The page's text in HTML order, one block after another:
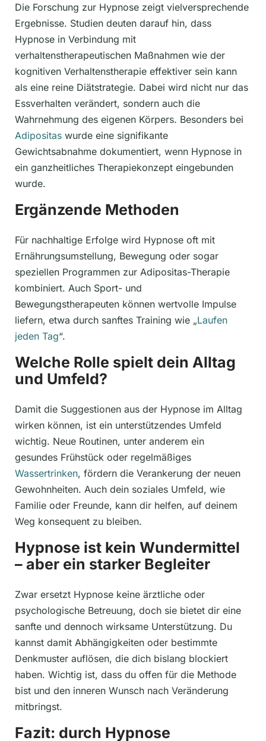
Die Forschung zur Hypnose zeigt vielversprechende
Ergebnisse. Studien deuten darauf hin, dass
Hypnose in Verbindung mit
verhaltenstherapeutischen Maßnahmen wie der
kognitiven Verhaltenstherapie effektiver sein kann
als eine reine Diätstrategie. Dabei wird nicht nur das
Essverhalten verändert, sondern auch die
Wahrnehmung des eigenen Körpers. Besonders bei
Adipositas wurde eine signifikante
Gewichtsabnahme dokumentiert, wenn Hypnose in
ein ganzheitliches Therapiekonzept eingebunden
wurde.
Ergänzende Methoden
Für nachhaltige Erfolge wird Hypnose oft mit
Ernährungsumstellung, Bewegung oder sogar
speziellen Programmen zur Adipositas-Therapie
kombiniert. Auch Sport- und
Bewegungstherapeuten können wertvolle Impulse
liefern, etwa durch sanftes Training wie „Laufen
jeden Tag“.
Welche Rolle spielt dein Alltag
und Umfeld?
Damit die Suggestionen aus der Hypnose im Alltag
wirken können, ist ein unterstützendes Umfeld
wichtig. Neue Routinen, unter anderem ein
gesundes Frühstück oder regelmäßiges
Wassertrinken, fördern die Verankerung der neuen
Gewohnheiten. Auch dein soziales Umfeld, wie
Familie oder Freunde, kann dir helfen, auf deinem
Weg konsequent zu bleiben.
Hypnose ist kein Wundermittel
– aber ein starker Begleiter
Zwar ersetzt Hypnose keine ärztliche oder
psychologische Betreuung, doch sie bietet dir eine
sanfte und dennoch wirksame Unterstützung. Du
kannst damit Abhängigkeiten oder bestimmte
Denkmuster auflösen, die dich bislang blockiert
haben. Wichtig ist, dass du offen für die Methode
bist und den inneren Wunsch nach Veränderung
mitbringst.
Fazit: durch Hypnose